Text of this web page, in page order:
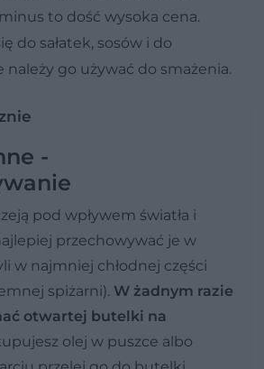
to dość wysoka cena.
do sałatek, sosów i do
należy go używać do smażenia.
-
pod wpływem światła i
przechowywać je w
w najmniej chłodnej części
spiżarni). W żadnym razie
otwartej butelki na
olej w puszce albo